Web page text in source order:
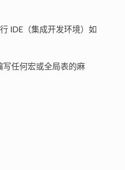
IDE（集成开发环境）如
写任何宏或全局表的麻